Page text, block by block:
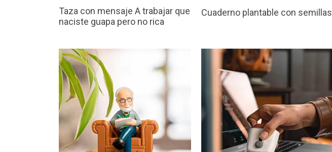
Taza con mensaje A trabajar que
naciste guapa pero no rica
Cuaderno plantable con semillas